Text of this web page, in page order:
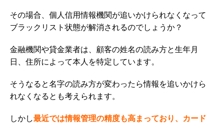
その場合、 個人信用情報機関が追いかけられなくなって
ブラックリスト状態が解消されるのでしょうか？
金融機関や貸金業者は、顧客の姓名の読み方と生年月
日、住所によって本人を特定しています。
そうなると名字の読み方が変わったら情報を追いかけら
れなくなるとも考えられます。
しかし最近では情報管理の精度も高まっており、カード